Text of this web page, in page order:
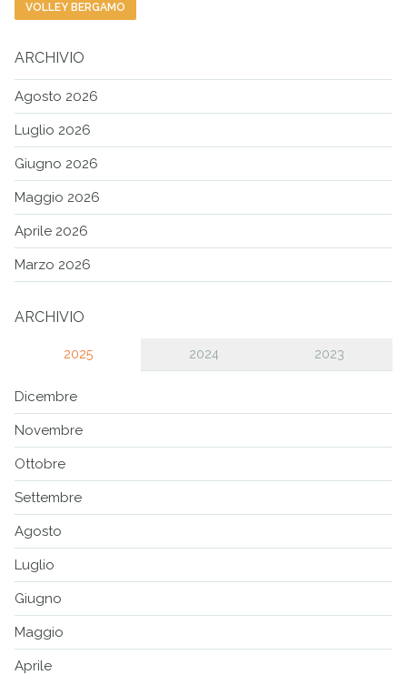
VOLLEY BERGAMO
ARCHIVIO
Agosto 2026
Luglio 2026
Giugno 2026
Maggio 2026
Aprile 2026
Marzo 2026
ARCHIVIO
2025 2024 2023
Dicembre
Novembre
Ottobre
Settembre
Agosto
Luglio
Giugno
Maggio
Aprile